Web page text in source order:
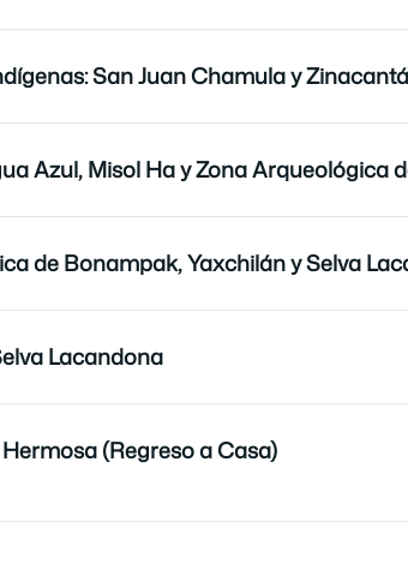
San Juan Chamula y
Azul, Misol Ha y Zona Arqueológica
de Bonampak, Yaxchilán y Selva
Lacandona
(Regreso a Casa)